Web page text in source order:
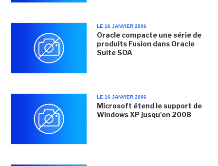
LE 16 JANVIER 2006
Oracle compacte une série de
produits Fusion dans Oracle
Suite SOA
LE 16 JANVIER 2006
Microsoft étend le support de
Windows XP jusqu'en 2008